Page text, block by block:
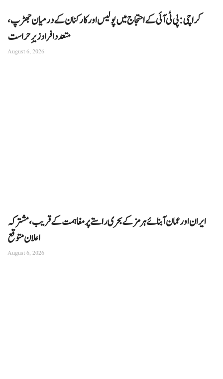
کراچی: پی ٹی آئی کے احتجاج میں پولیس اور کارکنان کے درمیان جھڑپ،
متعدد افراد زیرِ حراست
August 6, 2026
ایران اور عمان آبنائے ہرمز کے بحری راستے پر مفاہمت کے قریب، مشترکہ
اعلان متوقع
August 6, 2026